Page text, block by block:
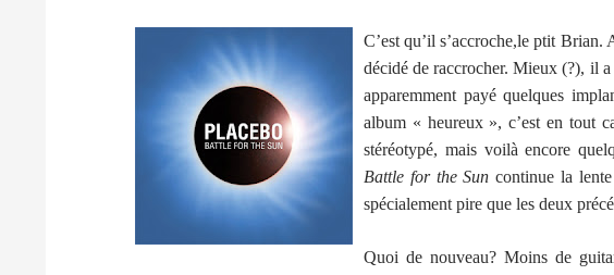
C’est qu’il s’accroche,le ptit
décidé de raccrocher. Mieux (?), il
apparemment payé quelques
album « heureux », c’est en tout
stéréotypé, mais voilà encore
Battle for the Sun continue la lente
spécialement pire que les deux
Quoi de nouveau? Moins de